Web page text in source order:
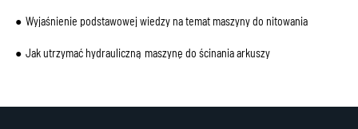
Wyjaśnienie podstawowej wiedzy na temat maszyny do nitowania
Jak utrzymać hydrauliczną maszynę do ścinania arkuszy